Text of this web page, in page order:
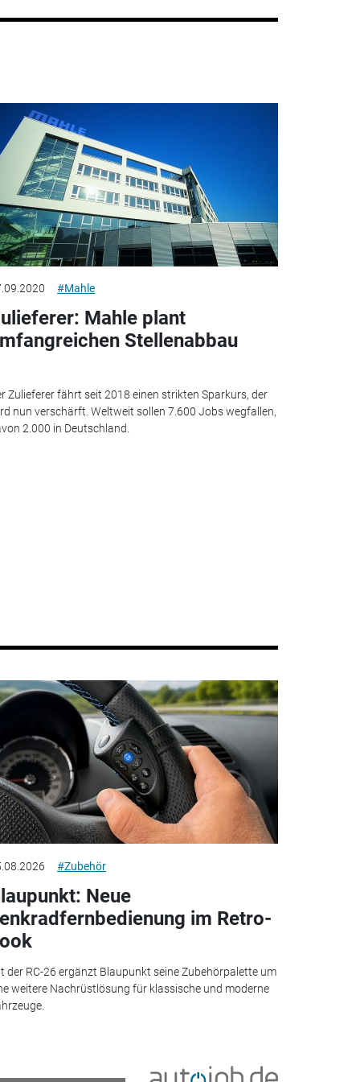
#Mahle
Mahle plant
Stellenabbau
Zulieferer fährt seit 2018 einen strikten Sparkurs, der
nun verschärft. Weltweit sollen 7.600 Jobs wegfallen,
2.000 in Deutschland.
#Zubehör
Neue
im Retro-
der RC-26 ergänzt Blaupunkt seine Zubehörpalette um
weitere Nachrüstlösung für klassische und moderne